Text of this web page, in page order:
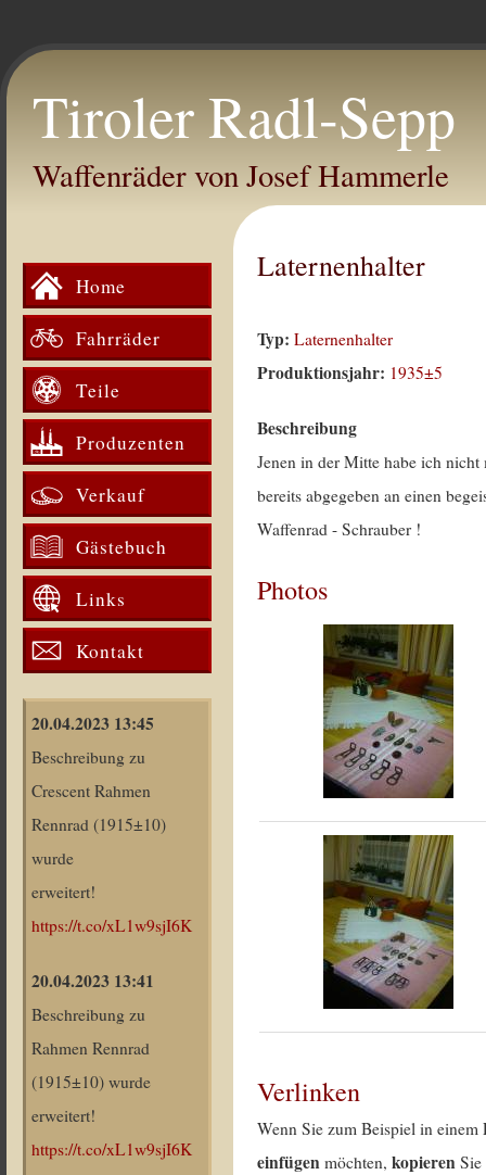
Tiroler Radl-Sepp
Waffenräder von Josef Hammerle
Home
Fahrräder
Teile
Produzenten
Verkauf
Gästebuch
Links
Kontakt
20.04.2023 13:45
Beschreibung zu
Crescent Rahmen
Rennrad (1915±10)
wurde
erweitert!
https://t.co/xL1w9sjI6K
20.04.2023 13:41
Beschreibung zu
Rahmen Rennrad
(1915±10) wurde
erweitert!
https://t.co/xL1w9sjI6K
Laternenhalter
Typ:Laternenhalter
Produktionsjahr: 1935±5
Beschreibung
Jenen in der Mitte habe ich nicht
bereits abgegeben an einen
Waffenrad - Schrauber !
Photos
Verlinken
Wenn Sie zum Beispiel in
einfügen möchten,kopieren